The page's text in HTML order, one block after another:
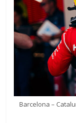
Barcelona –